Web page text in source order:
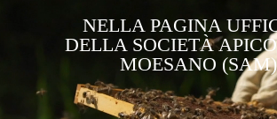
NELLA PAGINA
DELLA SOCIETÀ
MOESANO (SAM)